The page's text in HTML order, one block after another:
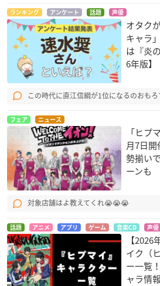
ランキング アンケート 話題 声優
オタク
キャラ
は『炎
6年版】
この時代に直江信綱が1位になるのおも
フェア ニュース
「ヒプ
月7日
勢揃い
ーンも
対象店舗はよ教えてくれ😭😭😭
話題 アニメ アプリ ゲーム 音楽CD 声優
【
イク（
ー一覧
ャラ情